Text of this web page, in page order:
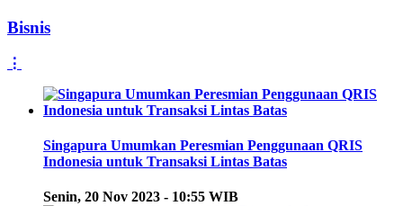
Bisnis
⋮
Singapura Umumkan Peresmian Penggunaan QRIS
Indonesia untuk Transaksi Lintas Batas
Senin, 20 Nov 2023 - 10:55 WIB